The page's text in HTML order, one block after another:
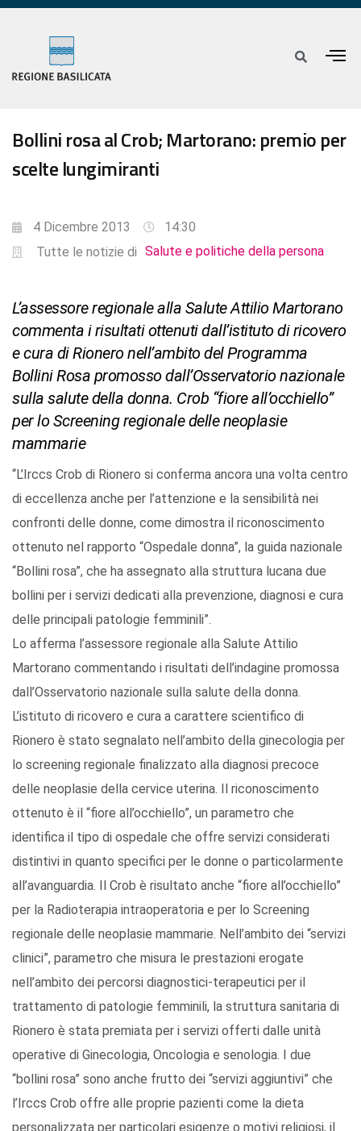
Bollini rosa al Crob; Martorano: premio per
scelte lungimiranti
4 Dicembre 2013
14:30
Tutte le notizie di Salute e politiche della persona
L’assessore regionale alla Salute Attilio Martorano
commenta i risultati ottenuti dall’istituto di ricovero
e cura di Rionero nell’ambito del Programma
Bollini Rosa promosso dall’Osservatorio nazionale
sulla salute della donna. Crob “fiore all’occhiello”
per lo Screening regionale delle neoplasie
mammarie
“L’Irccs Crob di Rionero si conferma ancora una volta centro
di eccellenza anche per l’attenzione e la sensibilità nei
confronti delle donne, come dimostra il riconoscimento
ottenuto nel rapporto “Ospedale donna”, la guida nazionale
“Bollini rosa”, che ha assegnato alla struttura lucana due
bollini per i servizi dedicati alla prevenzione, diagnosi e cura
delle principali patologie femminili”.
Lo afferma l’assessore regionale alla Salute Attilio
Martorano commentando i risultati dell’indagine promossa
dall’Osservatorio nazionale sulla salute della donna.
L’istituto di ricovero e cura a carattere scientifico di
Rionero è stato segnalato nell’ambito della ginecologia per
lo screening regionale finalizzato alla diagnosi precoce
delle neoplasie della cervice uterina. Il riconoscimento
ottenuto è il “fiore all’occhiello”, un parametro che
identifica il tipo di ospedale che offre servizi considerati
distintivi in quanto specifici per le donne o particolarmente
all’avanguardia. Il Crob è risultato anche “fiore all’occhiello”
per la Radioterapia intraoperatoria e per lo Screening
regionale delle neoplasie mammarie. Nell’ambito dei “servizi
clinici”, parametro che misura le prestazioni erogate
nell’ambito dei percorsi diagnostici-terapeutici per il
trattamento di patologie femminili, la struttura sanitaria di
Rionero è stata premiata per i servizi offerti dalle unità
operative di Ginecologia, Oncologia e senologia. I due
“bollini rosa” sono anche frutto dei “servizi aggiuntivi” che
l’Irccs Crob offre alle proprie pazienti come la dieta
personalizzata per particolari esigenze o motivi religiosi, il